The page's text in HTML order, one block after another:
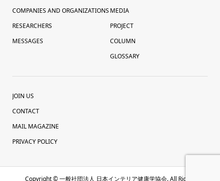
COMPANIES AND ORGANIZATIONS
RESEARCHERS
MESSAGES
MEDIA
PROJECT
COLUMN
GLOSSARY
JOIN US
CONTACT
MAIL MAGAZINE
PRIVACY POLICY
Copyright ©一般社団法人 日本インテリア健康学協会. All Rights